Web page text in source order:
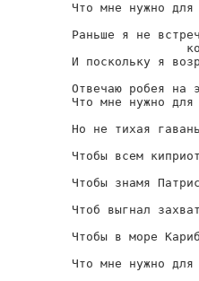
Что мне нужно для
Раньше я не
И поскольку я
Отвечаю робея на
Что мне нужно для
Но не тихая
Чтобы всем
Чтобы знамя
Чтоб выгнал
Чтобы в море
Что мне нужно для